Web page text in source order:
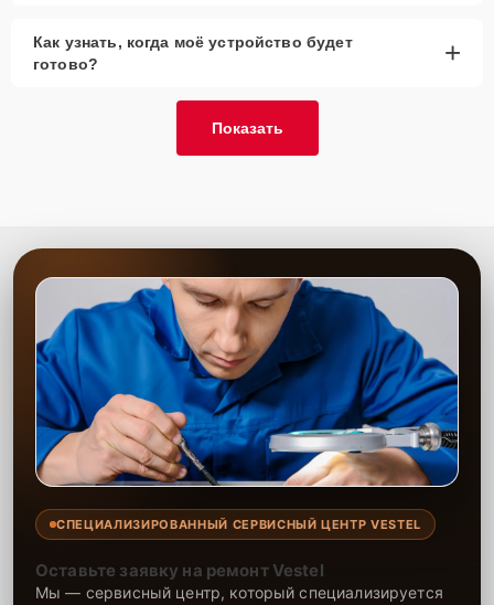
Как узнать, когда моё устройство будет
готово?
+
Показать
СПЕЦИАЛИЗИРОВАННЫЙ СЕРВИСНЫЙ ЦЕНТР VESTEL
Оставьте заявку на ремонт Vestel
Мы — сервисный центр, который специализируется